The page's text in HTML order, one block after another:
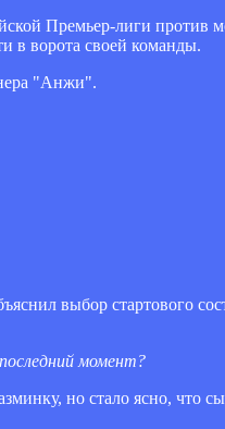
Премьер-лиги против
в ворота своей команды.
"Анжи".
выбор стартового
момент?
но стало ясно, что